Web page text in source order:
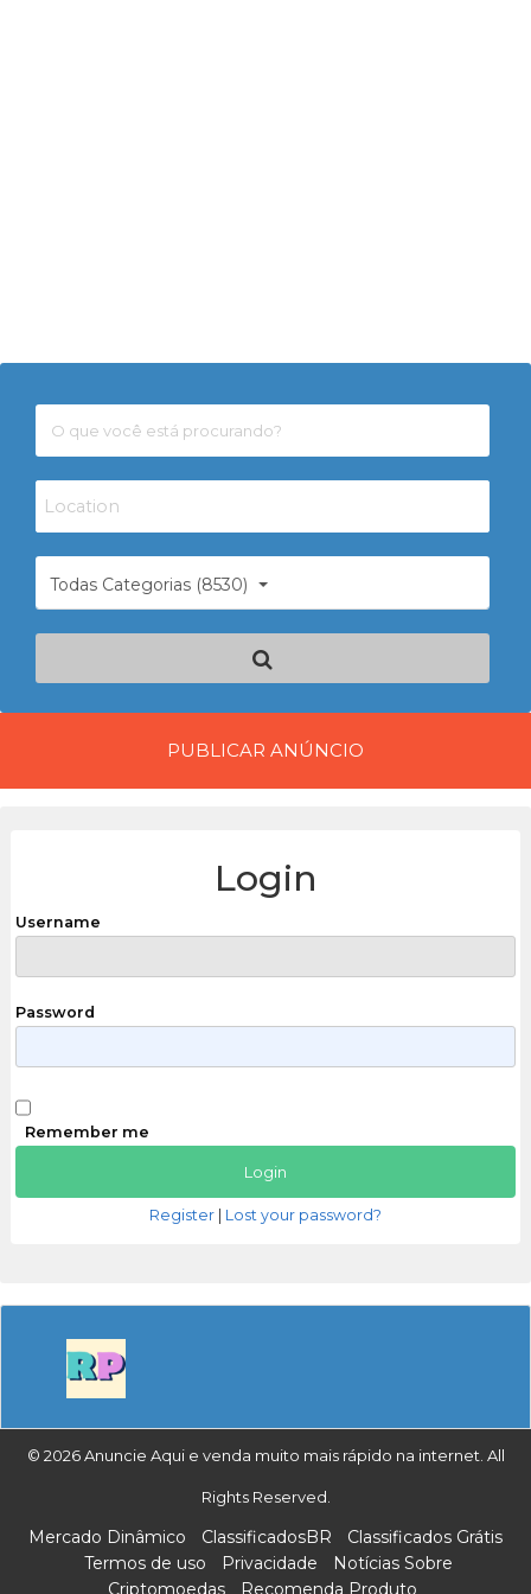
Todas Categorias (8530)
PUBLICAR ANÚNCIO
Login
Username
Password
Remember me
Register Lost your password?
© 2026 Anuncie Aqui e venda muito mais rápido na internet. All
Rights Reserved.
Mercado Dinâmico ClassificadosBR
Classificados Grátis
Termos de uso
Privacidade
Notícias Sobre
Criptomoedas
Recomenda Produto